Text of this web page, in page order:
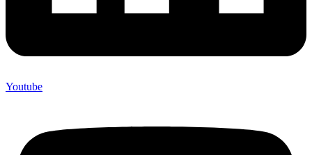
Youtube